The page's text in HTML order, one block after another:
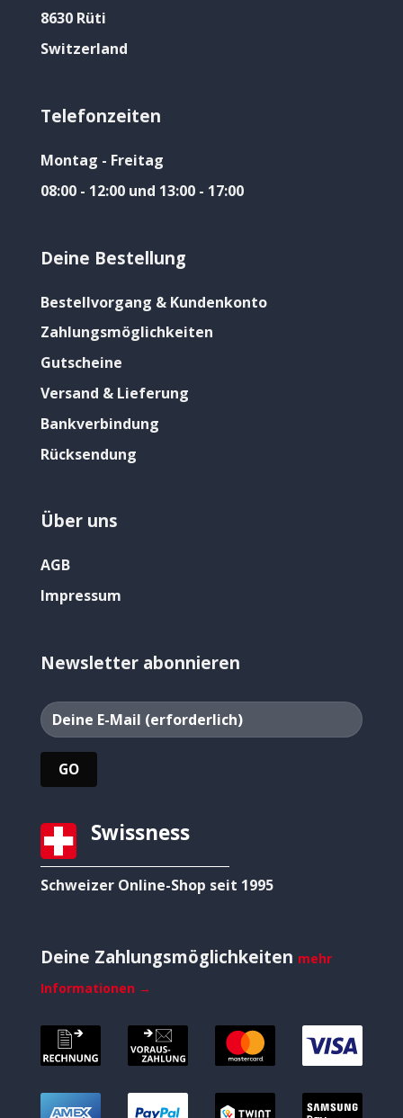
8630 Rüti
Switzerland
Telefonzeiten
Montag - Freitag
08:00 - 12:00 und 13:00 - 17:00
Deine Bestellung
Bestellvorgang & Kundenkonto
Zahlungsmöglichkeiten
Gutscheine
Versand & Lieferung
Bankverbindung
Rücksendung
Über uns
AGB
Impressum
Newsletter abonnieren
Swissness
Schweizer Online-Shop seit 1995
Deine Zahlungsmöglichkeiten mehr
Informationen →